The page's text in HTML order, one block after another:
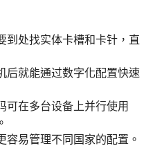
到处找实体卡槽和卡针，直
后就能通过数字化配置快速
可在多台设备上并行使用
容易管理不同国家的配置。